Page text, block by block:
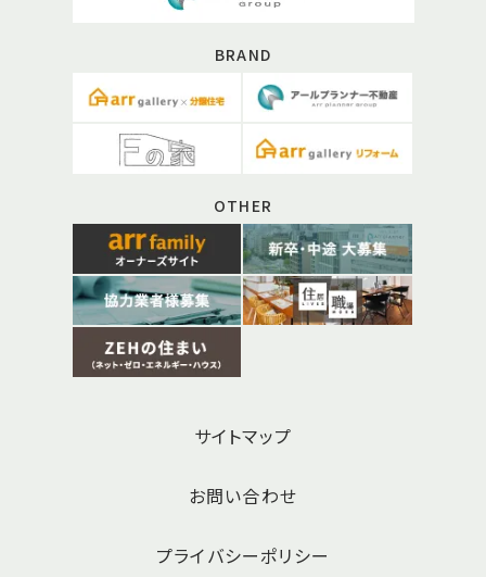
BRAND
OTHER
サイトマップ
お問い合わせ
プライバシーポリシー